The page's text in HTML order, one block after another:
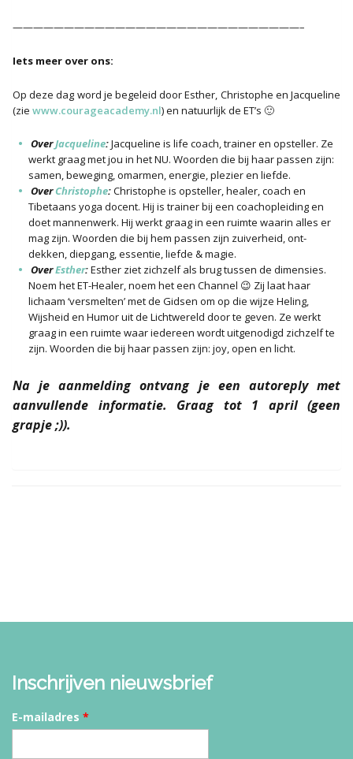
————————————————————————————–
Iets meer over ons:
Op deze dag word je begeleid door Esther, Christophe en Jacqueline
(zie www.courageacademy.nl) en natuurlijk de ET’s 🙂
OverJacqueline:Jacqueline is life coach, trainer en opsteller. Ze
werkt graag met jou in het NU. Woorden die bij haar passen zijn:
samen, beweging, omarmen, energie, plezier en liefde.
OverChristophe:Christophe is opsteller, healer, coach en
Tibetaans yoga docent. Hij is trainer bij een coachopleiding en
doet mannenwerk. Hij werkt graag in een ruimte waarin alles er
mag zijn. Woorden die bij hem passen zijn zuiverheid, ont-
dekken, diepgang, essentie, liefde & magie.
OverEsther:Esther ziet zichzelf als brug tussen de dimensies.
Noem het ET-Healer, noem het een Channel 😉 Zij laat haar
lichaam ‘versmelten’ met de Gidsen om op die wijze Heling,
Wijsheid en Humor uit de Lichtwereld door te geven. Ze werkt
graag in een ruimte waar iedereen wordt uitgenodigd zichzelf te
zijn. Woorden die bij haar passen zijn: joy, open en licht.
Na je aanmelding ontvang je een autoreply met
aanvullende informatie. Graag tot 1 april (geen
grapje ;)).
Inschrijven nieuwsbrief
E-mailadres *